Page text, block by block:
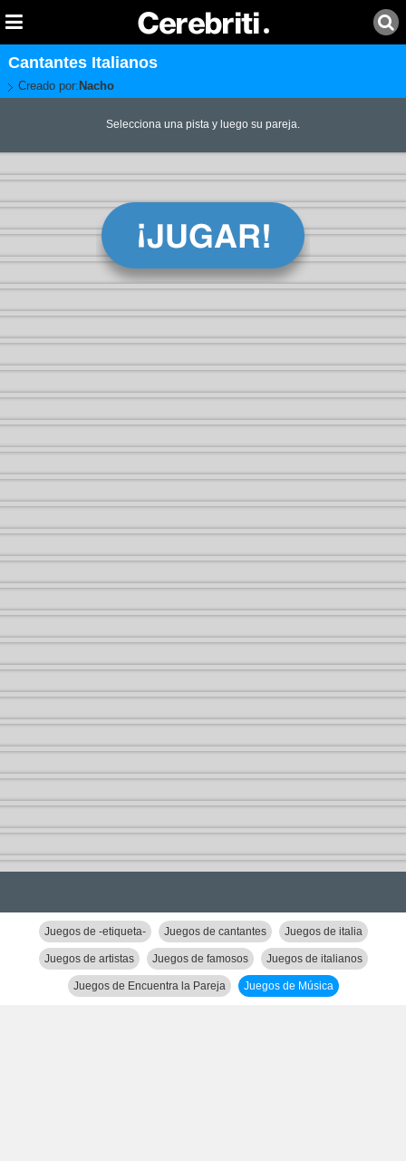
Cantantes Italianos
Creado por: Nacho
Selecciona una pista y luego su pareja.
Juegos de -etiqueta- Juegos de cantantes Juegos de italia
Juegos de artistas Juegos de famosos Juegos de italianos
Juegos de Encuentra la Pareja Juegos de Música